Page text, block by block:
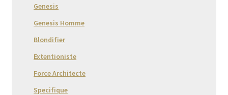
Genesis
Genesis Homme
Blondifier
Extentioniste
Force Architecte
Specifique